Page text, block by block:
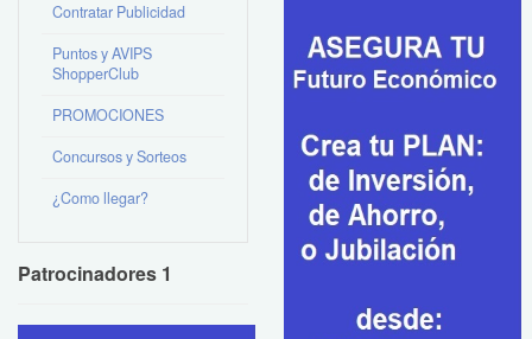
Contratar Publicidad
Puntos y AVIPS
ShopperClub
PROMOCIONES
Concursos y Sorteos
¿Como llegar?
Patrocinadores 1